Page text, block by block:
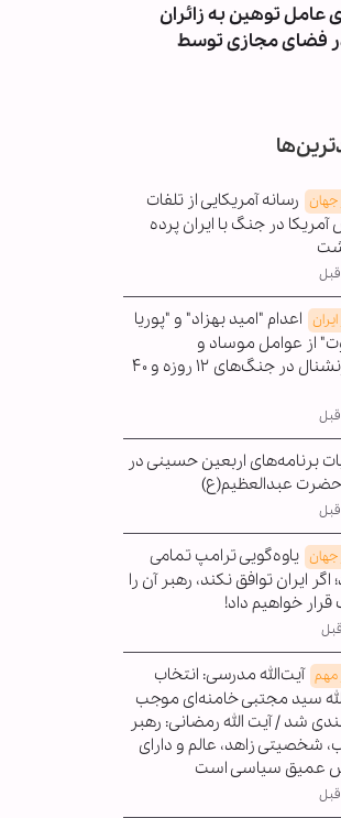
عامل توهین به زائران
فضای مجازی توسط
جهان رسانه آمریکایی از تلفات
آمریکا در جنگ با ایران پرده
اعدام "امید بهزاد" و "پوریا
از عوامل موساد و
اینترنشنال در جنگ‌های ۱۲ روزه و ۴۰
برنامه‌های اربعین حسینی در
عبدالعظیم(ع)
جهان یاوه‌گویی ترامپ تمامی
اگر ایران توافق نکند، رهبر آن را
خواهیم داد!
مهم آیت‌الله مدرسی: انتخاب
سید مجتبی خامنه‌ای موجب
شد / آیت الله رمضانی: رهبر
شخصیتی زاهد، عالم و دارای
عمیق سیاسی است